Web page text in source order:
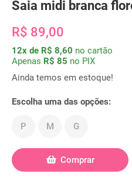
Saia midi branca
R$ 89,00
12x de R$ 8,60 no cartão
Apenas R$ 85 no PIX
Ainda temos em estoque!
Escolha uma das opções:
P M G
Comprar